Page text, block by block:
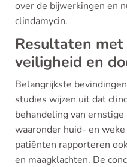
over de bijwerkingen en
clindamycin.
Resultaten
veiligheid en
Belangrijkste
studies wijzen uit dat
behandeling van
waaronder huid- en
patiënten rapporteren
en maagklachten. De